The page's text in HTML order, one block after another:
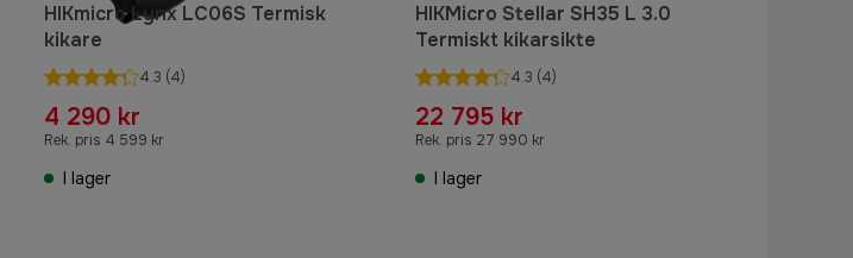
HIKmicro Lynx LC06S Termisk
kikare
4.3 (4)
4 290 kr
Rek. pris 4 599 kr
I lager
HIKMicro Stellar SH35 L 3.0
Termiskt kikarsikte
4.3 (4)
22 795 kr
Rek. pris 27 990 kr
I lager